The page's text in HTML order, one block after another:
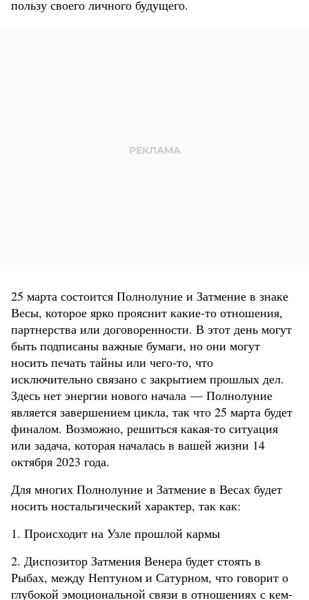
пользу своего личного будущего.
25 марта состоится Полнолуние и Затмение в знаке
Весы, которое ярко прояснит какие-то отношения,
партнерства или договоренности. В этот день могут
быть подписаны важные бумаги, но они могут
носить печать тайны или чего-то, что
исключительно связано с закрытием прошлых дел.
Здесь нет энергии нового начала — Полнолуние
является завершением цикла, так что 25 марта будет
финалом. Возможно, решиться какая-то ситуация
или задача, которая началась в вашей жизни 14
октября 2023 года.
Для многих Полнолуние и Затмение в Весах будет
носить ностальгический характер, так как:
1. Происходит на Узле прошлой кармы
2. Диспозитор Затмения Венера будет стоять в
Рыбах, между Нептуном и Сатурном, что говорит о
глубокой эмоциональной связи в отношениях с кем-